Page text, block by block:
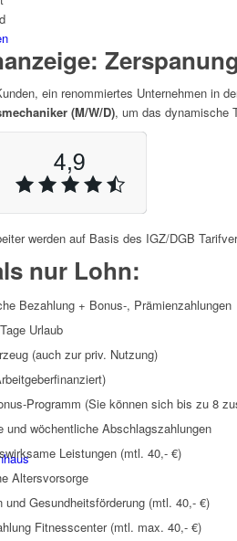
ein renommiertes Unternehmen in
(M/W/D), um das dynamische
werden auf Basis des IGZ/DGB
nur Lohn:
Bezahlung + Bonus-, Prämienzahlungen
Urlaub
(auch zur priv. Nutzung)
Programm (Sie können sich bis zu 8
und wöchentliche Abschlagszahlungen
Leistungen (mtl. 40,- €)
Altersvorsorge
und Gesundheitsförderung (mtl. 40,- €)
Fitnesscenter (mtl. max. 40,- €)